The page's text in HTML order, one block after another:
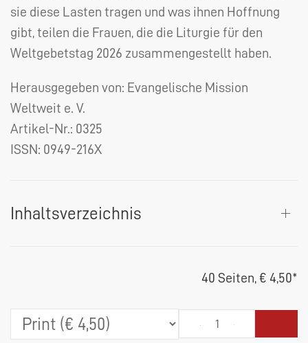
sie diese Lasten tragen und was ihnen Hoffnung
gibt, teilen die Frauen, die die Liturgie für den
Weltgebetstag 2026 zusammengestellt haben.
Herausgegeben von: Evangelische Mission
Weltweit e. V.
Artikel-Nr.: 0325
ISSN: 0949-216X
Inhaltsverzeichnis
40 Seiten, € 4,50*